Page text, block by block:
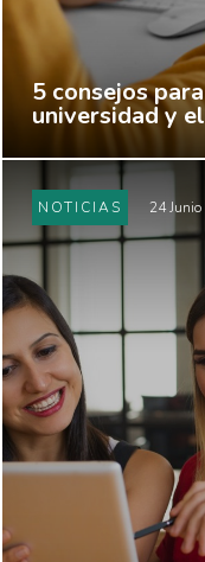
5 consejos
universidad y
NOTICIAS 24